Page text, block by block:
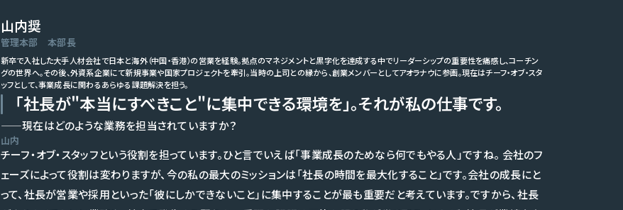
山内奨
管理本部 本部長
新卒で入社した大手人材会社で日本と海外（中国・香港）の営業を経験。拠点のマネジメントと黒字化を達成する中でリーダーシップの重要性を痛感し、コーチン
グの世界へ。その後、外資系企業にて新規事業や国家プロジェクトを牽引。当時の上司との縁から、創業メンバーとしてアオラナウに参画。現在はチーフ・オブ・スタ
ッフとして、事業成長に関わるあらゆる課題解決を担う。
「社長が"本当にすべきこと"に集中できる環境を」。それが私の仕事です。
——現在はどのような業務を担当されていますか？
山内
チーフ・オブ・スタッフという役割を担っています。ひと言でいえば「事業成長のためなら何でもやる人」ですね。 会社のフ
ェーズによって役割は変わりますが、今の私の最大のミッションは「社長の時間を最大化すること」です。会社の成長にと
って、社長が営業や採用といった「彼にしかできないこと」に集中することが最も重要だと考えています。ですから、社長